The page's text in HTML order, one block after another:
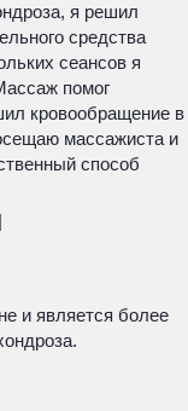
я решил
средства
сеансов я
помог
кровообращение в
массажиста и
способ
и является более